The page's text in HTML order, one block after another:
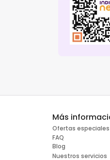
Más
Ofertas especiales
FAQ
Blog
Nuestros servicios